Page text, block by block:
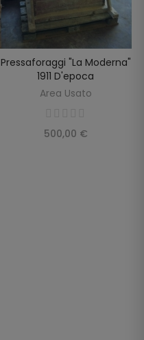
AGGIUNGI AL CARRELLO
Pressaforaggi "la Moderna"
1911 D'epoca
Area Usato
500,00 €